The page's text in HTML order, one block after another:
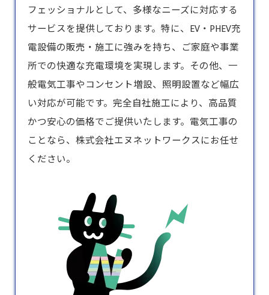
フェッショナルとして、多様なニーズに対応する
サービスを提供しております。特に、EV・PHEV充
電設備の販売・施工に強みを持ち、ご家庭や事業
所での快適な充電環境を実現します。その他、一
般電気工事やコンセント増設、照明設置など幅広
い対応が可能です。完全自社施工により、高品質
かつ安心の価格でご提供いたします。電気工事の
ことなら、株式会社エヌネットワークスにお任せ
ください。